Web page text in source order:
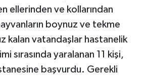
ellerinden ve kollarından
boynuz ve tekme
kalan vatandaşlar hastanelik
sırasında yaralanan 11 kişi,
başvurdu. Gerekli